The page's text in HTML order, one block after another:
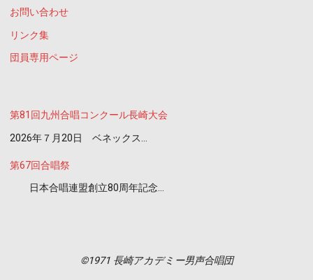
お問い合わせ
リンク集
団員専用ページ
第81回九州合唱コンクール長崎大会
2026年７月20日 ベネックス…
第67回合唱祭
日本合唱連盟創立80周年記念…
©1971 長崎アカデミー男声合唱団